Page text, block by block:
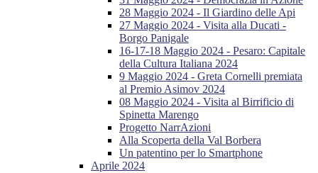
28 Maggio 2024 - Il Giardino delle Api
27 Maggio 2024 - Visita alla Ducati -
Borgo Panigale
16-17-18 Maggio 2024 - Pesaro: Capitale
della Cultura Italiana 2024
9 Maggio 2024 - Greta Cornelli premiata
al Premio Asimov 2024
08 Maggio 2024 - Visita al Birrificio di
Spinetta Marengo
Progetto NarrAzioni
Alla Scoperta della Val Borbera
Un patentino per lo Smartphone
Aprile 2024